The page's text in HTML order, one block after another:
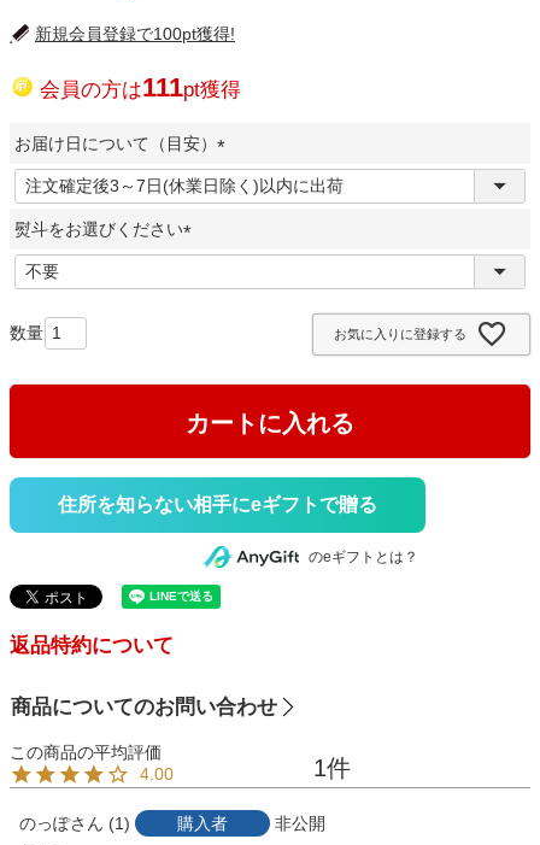
新規会員登録で100pt獲得!
会員の方は111pt獲得
お届け日について（目安）
(
必
)
熨斗をお選びください
必
お気に入りに登録する
カートに入れる
住所を知らない相手にeギフトで贈る
のeギフトとは？
返品特約について
商品についてのお問い合わせ
4.00 1
のっぽ 1 購入者
非公開